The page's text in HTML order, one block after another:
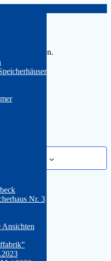
Nr. 3
Ansichten
stattgefunden.